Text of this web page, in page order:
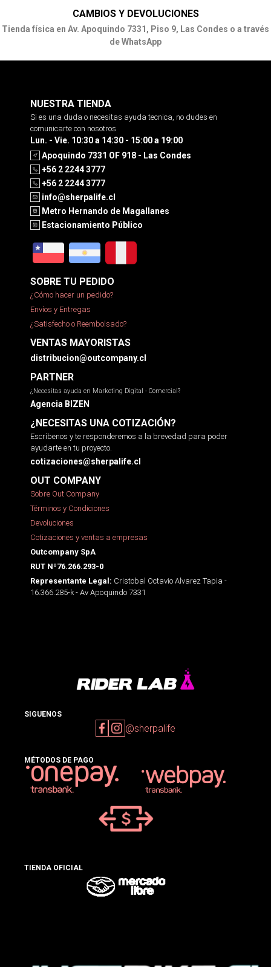
CAMBIOS Y DEVOLUCIONES
Tienda física en Av. Apoquindo 7331, Piso 9, Las Condes o a través
de WhatsApp
NUESTRA TIENDA
Si es una duda o necesitas ayuda tecnica, no dudes en
comunicarte con nosotros
Lun. - Vie. 10:30 a 14:30 - 15:00 a 19:00
Apoquindo 7331 OF 918 - Las Condes
+56 2 2244 3777
+56 2 2244 3777
info@sherpalife.cl
Metro Hernando de Magallanes
Estacionamiento Público
SOBRE TU PEDIDO
¿Cómo hacer un pedido?
Envíos y Entregas
¿Satisfecho o Reembolsado?
VENTAS MAYORISTAS
distribucion@outcompany.cl
PARTNER
¿Necesitas ayuda en Marketing Digital - Comercial?
Agencia BIZEN
¿NECESITAS UNA COTIZACIÓN?
Escríbenos y te responderemos a la brevedad para poder
ayudarte en tu proyecto.
cotizaciones@sherpalife.cl
OUT COMPANY
Sobre Out Company
Términos y Condiciones
Devoluciones
Cotizaciones y ventas a empresas
Outcompany SpA
RUT Nº76.266.293-0
Representante Legal: Cristobal Octavio Alvarez Tapia -
16.366.285-k - Av Apoquindo 7331
SIGUENOS
@sherpalife
MÉTODOS DE PAGO
TIENDA OFICIAL